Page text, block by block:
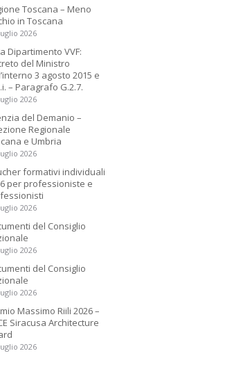
Toscana – Meno
in Toscana
2026
Dipartimento VVF:
del Ministro
3 agosto 2015 e
– Paragrafo G.2.7.
2026
del Demanio –
Regionale
e Umbria
2026
formativi individuali
per professioniste e
2026
del Consiglio
2026
del Consiglio
2026
Massimo Riili 2026 –
Siracusa Architecture
2026